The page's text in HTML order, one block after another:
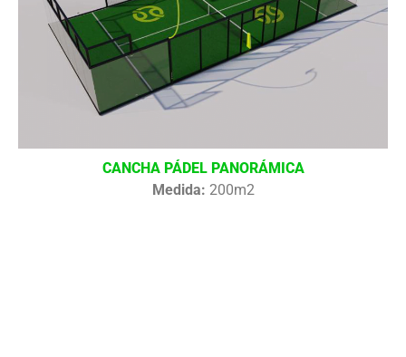
CANCHA PÁDEL PANORÁMICA
Medida: 200m2